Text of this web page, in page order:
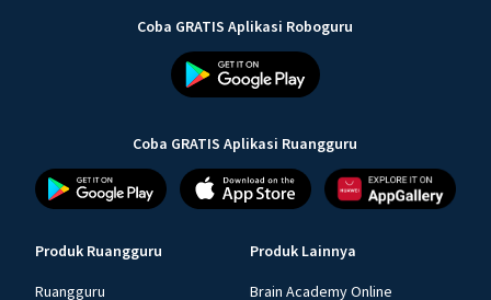
Coba GRATIS Aplikasi Roboguru
Coba GRATIS Aplikasi Ruangguru
Produk Ruangguru
Ruangguru
Produk Lainnya
Brain Academy Online